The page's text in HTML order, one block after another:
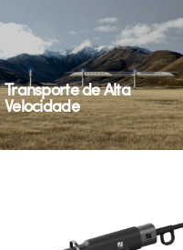
Transporte de Alta
Velocidade